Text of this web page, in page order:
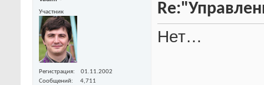
Участник
Регистрация
01.11.2002
Сообщений
4,711
Нет…